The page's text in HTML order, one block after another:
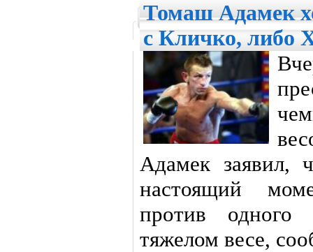
Томаш Адамек
с Кличко, либо
Адамек заявил,
настоящий
против
тяжелом весе,